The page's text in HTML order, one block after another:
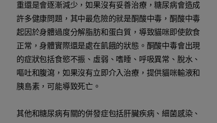
重還是會逐漸減少，如果沒有妥善治療，糖尿病會造成
許多健康問題，其中最危險的就是酮酸中毒，酮酸中毒
起因於身體過度分解脂肪和蛋白質，導致貓咪即使飲食
正常，身體實際還是處在飢餓的狀態。酮酸中毒會出現
的症狀包括食慾不振、虛弱、嗜睡、呼吸異常、脫水、
嘔吐和腹瀉，如果沒有立即介入治療，提供貓咪輸液和
胰島素，可能導致死亡。
其他和糖尿病有關的併發症包括肝臟疾病、細菌感染、